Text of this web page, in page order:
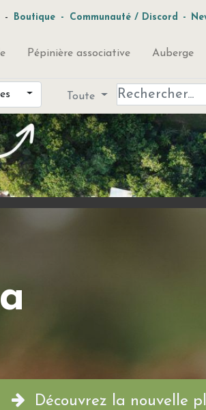
- Boutique - Communauté / Discord -
Pépinière associative Auberge
Toute
Découvrez la nouvelle